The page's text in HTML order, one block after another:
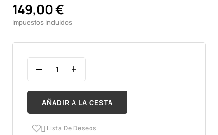
149,00 €
Impuestos incluidos
AÑADIR A LA CESTA
 Lista De Deseos